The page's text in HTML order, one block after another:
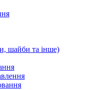
шайби та інше)